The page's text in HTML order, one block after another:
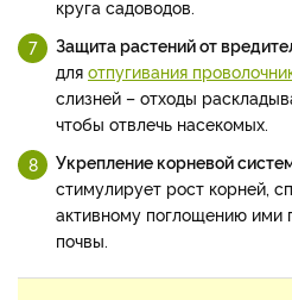
круга садоводов.
Защита растений от
для отпугивания
слизней – отходы
чтобы отвлечь насекомых.
Укрепление корневой
стимулирует рост корней,
активному поглощению ими
почвы.